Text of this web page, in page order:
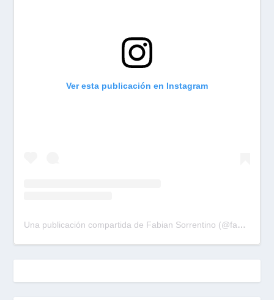
Ver esta publicación en Instagram
Una publicación compartida de Fabian Sorrentino (@fabiansonria)